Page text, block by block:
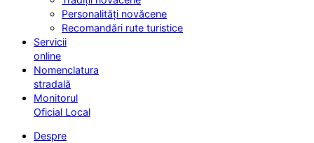
Personalități novăcene
Recomandări rute turistice
Servicii
online
Nomenclatura
stradală
Monitorul
Oficial Local
Despre